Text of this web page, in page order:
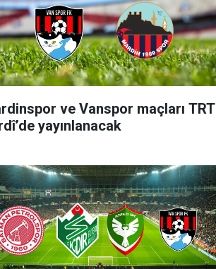
ve Vanspor maçları TRT
yayınlanacak